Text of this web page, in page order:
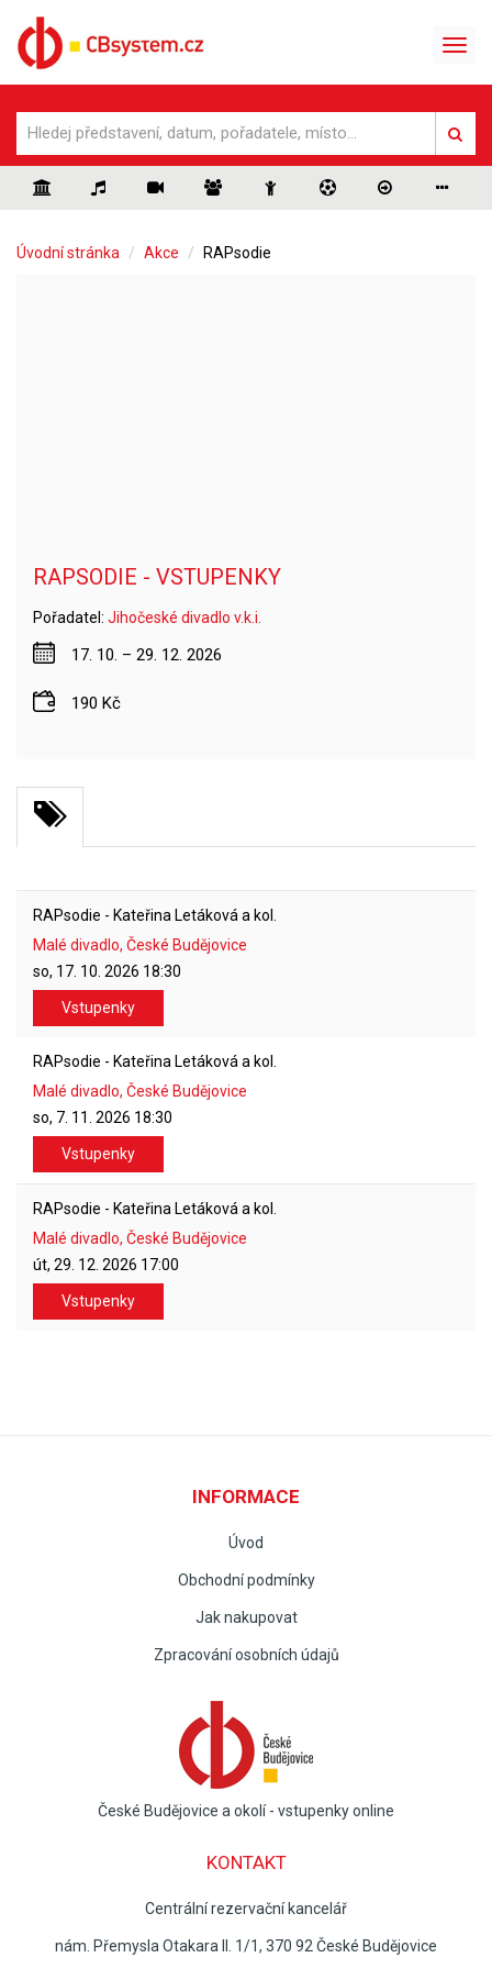
Úvodní stránka Akce RAPsodie
RAPSODIE - VSTUPENKY
Pořadatel: Jihočeské divadlo v.k.i.
17. 10. – 29. 12. 2026
190 Kč
RAPsodie - Kateřina Letáková a kol.
Malé divadlo, České Budějovice
so, 17. 10. 2026 18:30
Vstupenky
RAPsodie - Kateřina Letáková a kol.
Malé divadlo, České Budějovice
so, 7. 11. 2026 18:30
Vstupenky
RAPsodie - Kateřina Letáková a kol.
Malé divadlo, České Budějovice
út, 29. 12. 2026 17:00
Vstupenky
INFORMACE
Úvod
Obchodní podmínky
Jak nakupovat
Zpracování osobních údajů
České Budějovice a okolí - vstupenky online
KONTAKT
Centrální rezervační kancelář
nám. Přemysla Otakara II. 1/1, 370 92 České Budějovice